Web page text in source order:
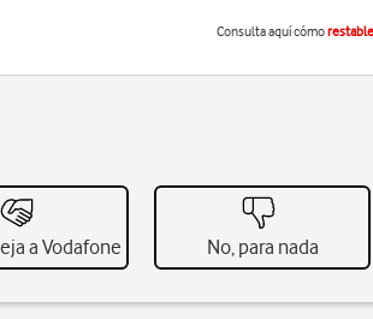
Consulta aquí cómo
a Vodafone No, para nada